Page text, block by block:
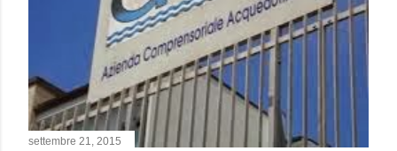
settembre 21, 2015